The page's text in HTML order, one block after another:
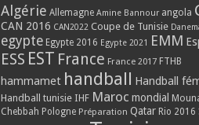
Algérie Allemagne Amine Bannour angola
CAN 2016 CAN2022 Coupe de Tunisie
egypte Egypte 2016 Egypte 2021 EMM
ESS EST France France 2017 FTHB
hammamet handball Handball
Handball tunisie IHF Maroc mondial
Chebbah Pologne Préparation Qatar Rio 2016